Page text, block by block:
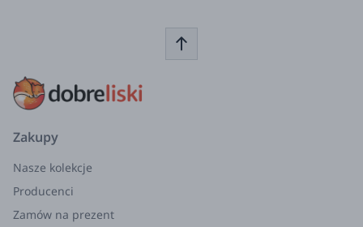
przechowywanie zdrowego domowego jedzenia
Można je zamrażać i podgrzewać.
1 x saszetka 150 ml wzór ASTRO
1 x saszetka 150 ml wzór ZEBRA
Idealne do podawania:
Zupek kremów
Zakupy
Nasze kolekcje
Producenci
Zamów na prezent